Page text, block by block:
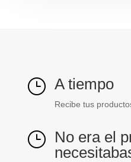
} A tiempo
Recibe tus
} No era el